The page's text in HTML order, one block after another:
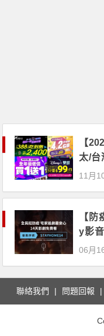
【
太/台
理
11月
【
y影
iTV
06月
聯絡我們 問題回報